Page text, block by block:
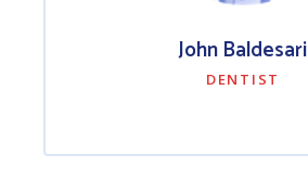
John Baldesari
DENTIST